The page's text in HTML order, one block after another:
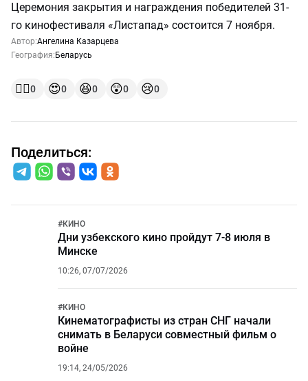
Церемония закрытия и награждения победителей 31-
го кинофестиваля «Листапад» состоится 7 ноября.
Автор:Ангелина Казарцева
География: Беларусь
👍🏻0 😍0 😆0 😲0 😢0
Поделиться:
#КИНО
Дни узбекского кино пройдут 7-8 июля в
Минске
10:26, 07/07/2026
#КИНО
Кинематографисты из стран СНГ начали
снимать в Беларуси совместный фильм о
войне
19:14, 24/05/2026